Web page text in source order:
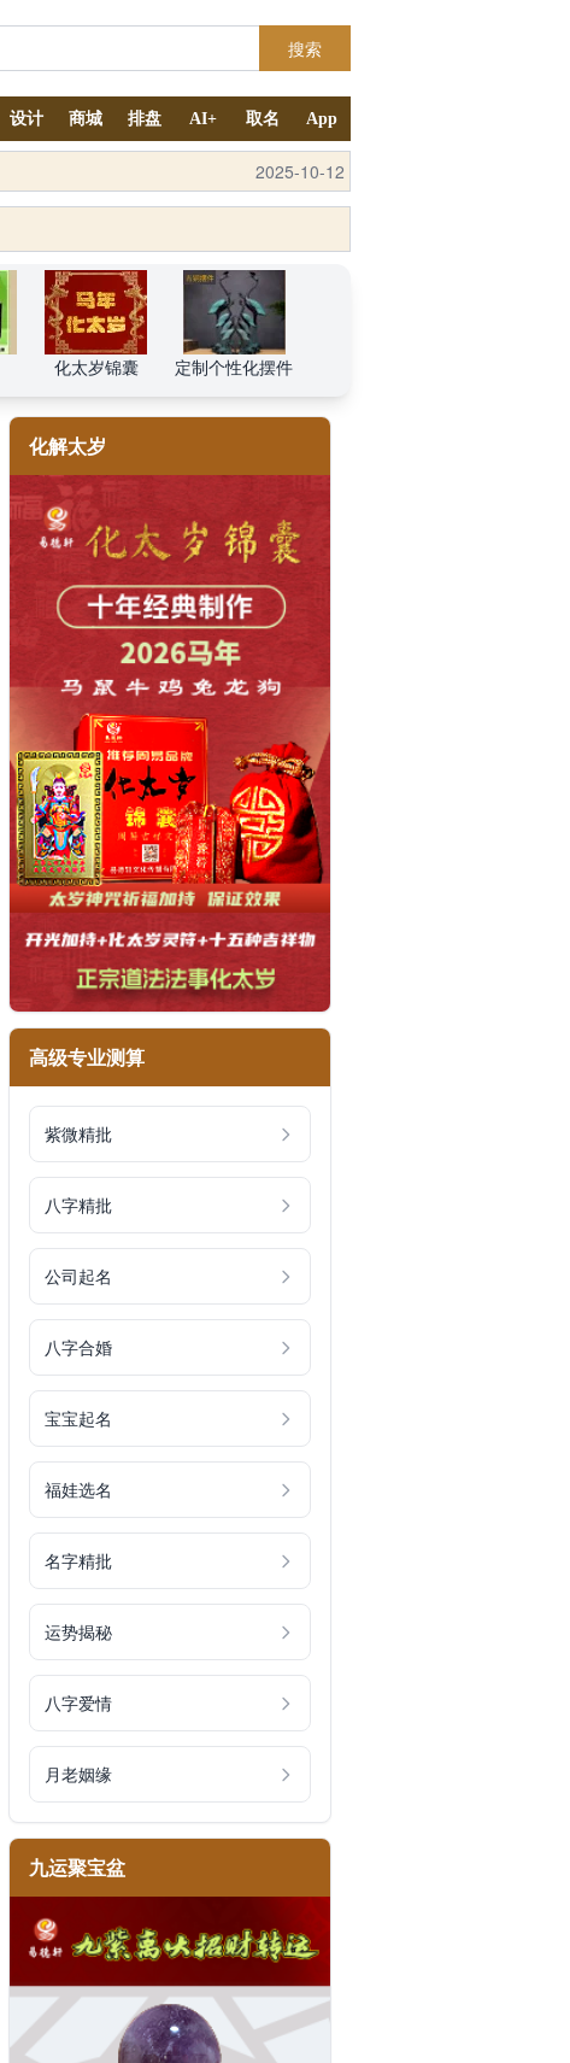
搜索
设计 商城 排盘 AI+ 取名 App
2025-4-11
化太岁锦囊 定制个性化摆件
化解太岁
高级专业测算
紫微精批
八字精批
公司起名
八字合婚
宝宝起名
福娃选名
名字精批
运势揭秘
八字爱情
月老姻缘
九运聚宝盆